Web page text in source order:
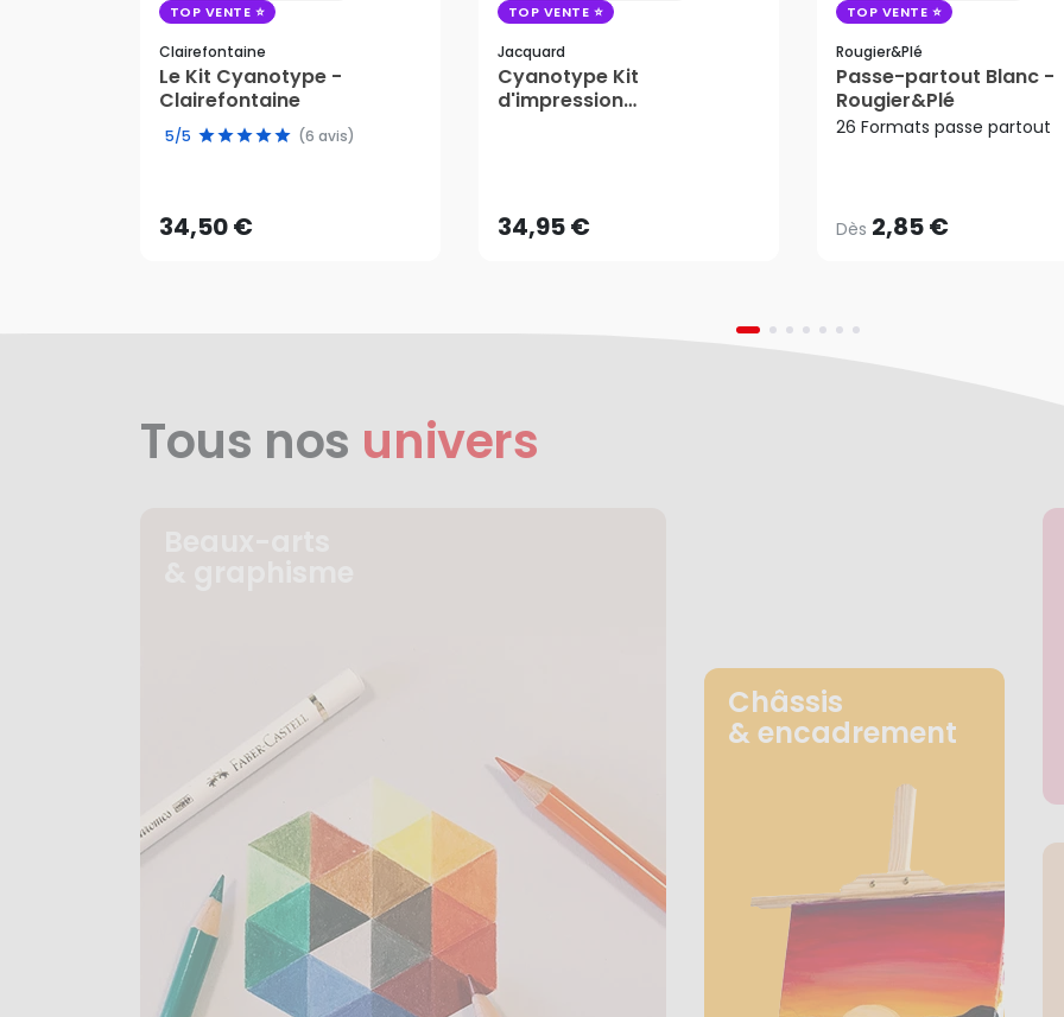
TOP VENTE
Clairefontaine
Le Kit Cyanotype -
Clairefontaine
5/5 (6 avis)
34,50 €AJOUTER AU PANIER
TOP VENTE
Jacquard
Cyanotype Kit
d'impression
34,95 €AJOUTER AU PANIER
TOP VENTE
Rougier&plé
Passe-partout Blanc -
Rougier&Plé
26 Formats passe partout
Dès 2,85 €
2,85 €
Tous nos univers
Châssis
& encadrement